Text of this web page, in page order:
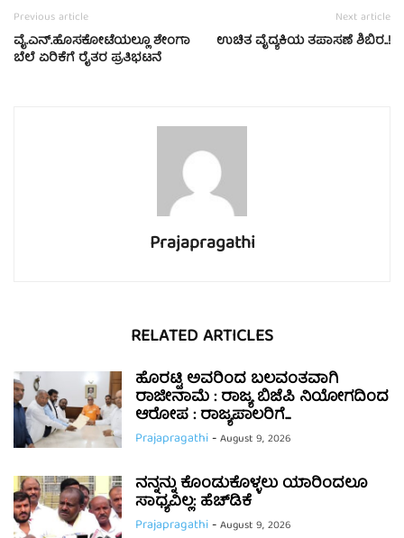
Previous article
ವೈ.ಎನ್.ಹೊಸಕೋಟೆಯಲ್ಲೂ ಶೇಂಗಾ
ಬೆಲೆ ಏರಿಕೆಗೆ ರೈತರ ಪ್ರತಿಭಟನೆ
Next article
ಉಚಿತ ವೈದ್ಯಕಿಯ ತಪಾಸಣೆ ಶಿಬಿರ..!
Prajapragathi
RELATED ARTICLES
ಹೊರಟ್ಟಿ ಅವರಿಂದ ಬಲವಂತವಾಗಿ
ರಾಜೀನಾಮೆ : ರಾಜ್ಯ ಬಿಜೆಪಿ ನಿಯೋಗದಿಂದ
ಆರೋಪ : ರಾಜ್ಯಪಾಲರಿಗೆ...
Prajapragathi-August 9, 2026
ನನ್ನನ್ನು ಕೊಂಡುಕೊಳ್ಳಲು ಯಾರಿಂದಲೂ
ಸಾಧ್ಯವಿಲ್ಲ: ಹೆಚ್‌ಡಿಕೆ
Prajapragathi-August 9, 2026